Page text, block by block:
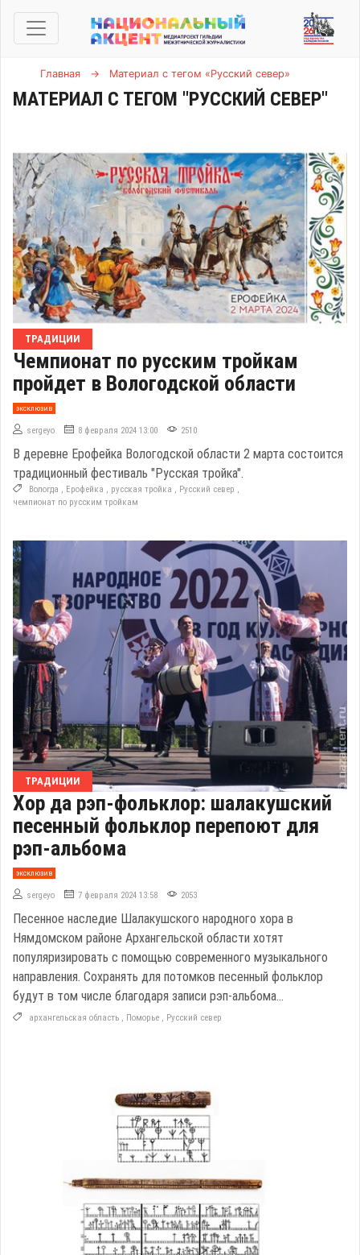
Главная → Материал с тегом «Русский север»
МАТЕРИАЛ С ТЕГОМ "РУССКИЙ СЕВЕР"
ТРАДИЦИИ
Чемпионат по русским тройкам
пройдет в Вологодской области
эксклюзив
sergeyo 8 февраля 2024 13:00 2510
В деревне Ерофейка Вологодской области 2 марта состоится
традиционный фестиваль "Русская тройка".
Вологда , Ерофейка , русская тройка , Русский север ,
чемпионат по русским тройкам
ТРАДИЦИИ
Хор да рэп-фольклор: шалакушский
песенный фольклор перепоют для
рэп-альбома
эксклюзив
sergeyo 7 февраля 2024 13:58 2053
Песенное наследие Шалакушского народного хора в
Нямдомском районе Архангельской области хотят
популяризировать с помощью современного музыкального
направления. Сохранять для потомков песенный фольклор
будут в том числе благодаря записи рэп-альбома...
архангельская область , Поморье , Русский север